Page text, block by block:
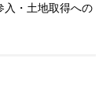
・土地取得への